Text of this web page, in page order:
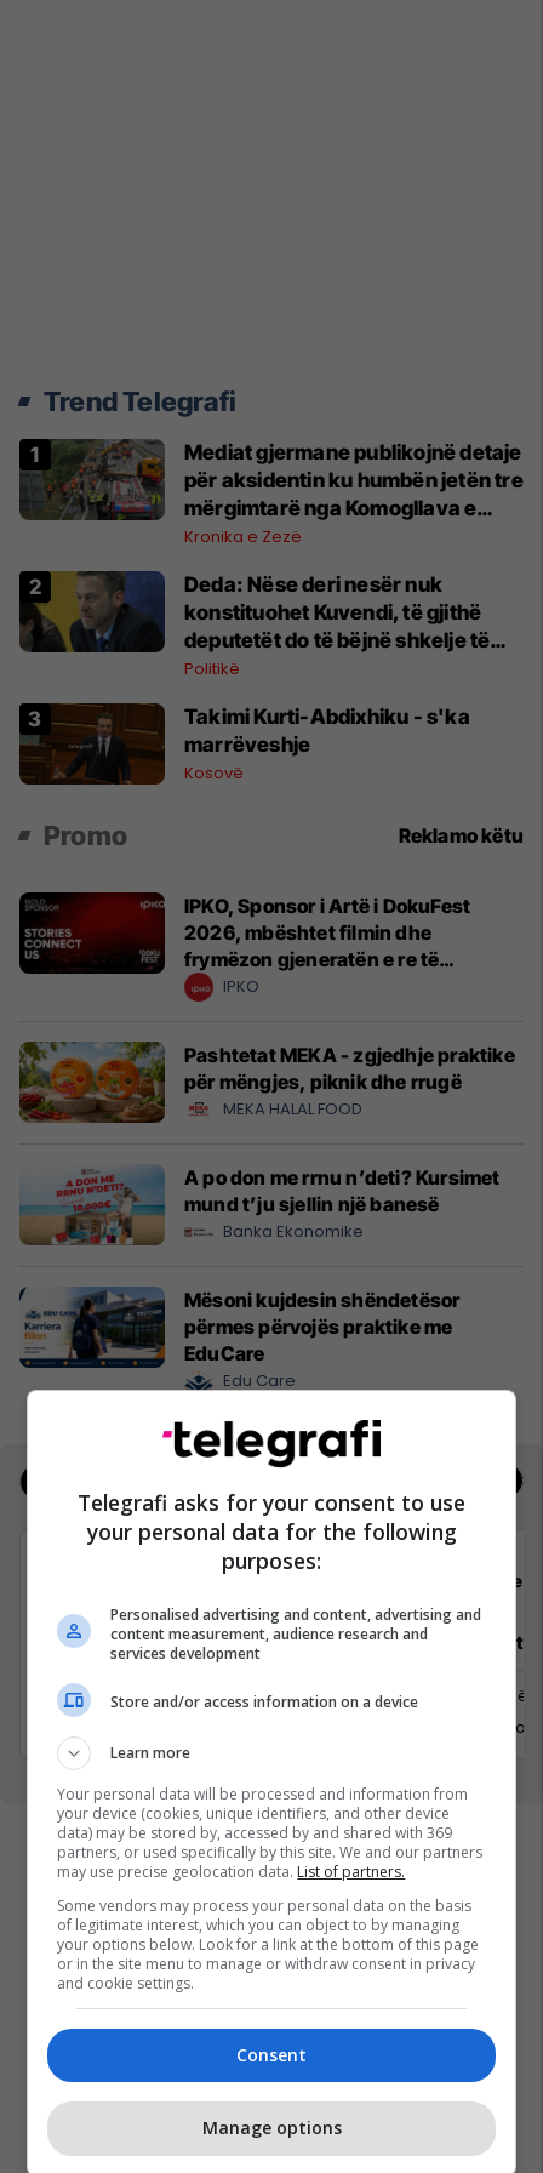
Trend Telegrafi
Mediat gjermane publikojnë detaje
për aksidentin ku humbën jetën tre
mërgimtarë nga Komogllava e
Ferizajt
Kronika e Zezë
Deda: Nëse deri nesër nuk
konstituohet Kuvendi, të gjithë
deputetët do të bëjnë shkelje të
rëndë kushtetuese
Politikë
Takimi Kurti-Abdixhiku - s'ka
marrëveshje
Kosovë
Promo Reklamo këtu
IPKO, Sponsor i Artë i DokuFest
2026, mbështet filmin dhe
frymëzon gjeneratën e re të
krijuesve
IPKO
Pashtetat MEKA - zgjedhje praktike
për mëngjes, piknik dhe rrugë
MEKA HALAL FOOD
A po don me rrnu n’deti? Kursimet
mund t’ju sjellin një banesë
Banka Ekonomike
Mësoni kujdesin shëndetësor
përmes përvojës praktike me
EduCare
Edu Care
Recepsionist/e
Prishtine
Architect
Prishtinë
6 Shtator
Telegrafi asks for your consent to use
your personal data for the following
purposes:
Personalised advertising and content, advertising and
content measurement, audience research and
services development
Store and/or access information on a device
Learn more
Your personal data will be processed and information from
your device (cookies, unique identifiers, and other device
data) may be stored by, accessed by and shared with 369
partners, or used specifically by this site. We and our partners
may use precise geolocation data. List of partners.
Some vendors may process your personal data on the basis
of legitimate interest, which you can object to by managing
your options below. Look for a link at the bottom of this page
or in the site menu to manage or withdraw consent in privacy
and cookie settings.
Consent
Manage options